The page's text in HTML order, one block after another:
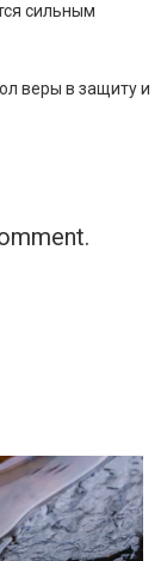
сильным
веры в защиту и